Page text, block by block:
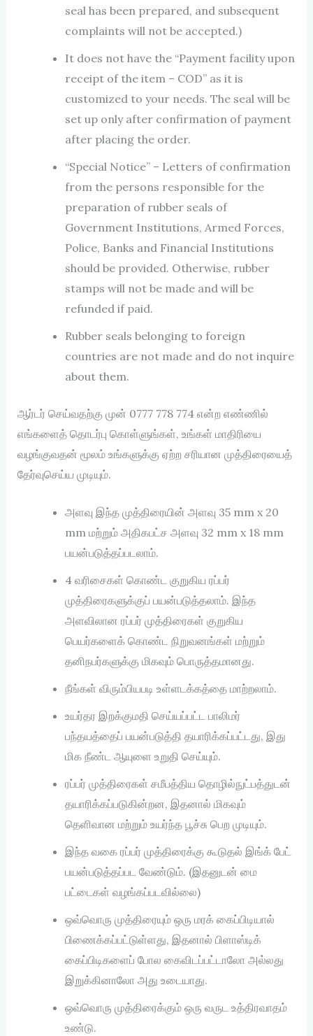
seal has been prepared, and subsequent
complaints will not be accepted.)
It does not have the “Payment facility upon
receipt of the item – COD” as it is
customized to your needs. The seal will be
set up only after confirmation of payment
after placing the order.
“Special Notice” – Letters of confirmation
from the persons responsible for the
preparation of rubber seals of
Government Institutions, Armed Forces,
Police, Banks and Financial Institutions
should be provided. Otherwise, rubber
stamps will not be made and will be
refunded if paid.
Rubber seals belonging to foreign
countries are not made and do not inquire
about them.
ஆர்டர் செய்வதற்கு முன் 0777 778 774 என்ற எண்ணில்
எங்களைத் தொடர்பு கொள்ளுங்கள், உங்கள் மாதிரியை
வழங்குவதன் மூலம் உங்களுக்கு ஏற்ற சரியான முத்திரையைத்
தேர்வுசெய்ய முடியும்.
அளவு இந்த முத்திரையின் அளவு 35 mm x 20
mm மற்றும் அதிகபட்ச அளவு 32 mm x 18 mm
பயன்படுத்தப்படலாம்.
4 வரிசைகள் கொண்ட குறுகிய ரப்பர்
முத்திரைகளுக்குப் பயன்படுத்தலாம். இந்த
அளவிலான ரப்பர் முத்திரைகள் குறுகிய
பெயர்களைக் கொண்ட நிறுவனங்கள் மற்றும்
தனிநபர்களுக்கு மிகவும் பொருத்தமானது.
நீங்கள் விரும்பியபடி உள்ளடக்கத்தை மாற்றலாம்.
உயர்தர இறக்குமதி செய்யப்பட்ட பாலிமர்
பந்தயத்தைப் பயன்படுத்தி தயாரிக்கப்பட்டது, இது
மிக நீண்ட ஆயுளை உறுதி செய்யும்.
ரப்பர் முத்திரைகள் சமீபத்திய தொழில்நுட்பத்துடன்
தயாரிக்கப்படுகின்றன, இதனால் மிகவும்
தெளிவான மற்றும் உயர்ந்த பூச்சு பெற முடியும்.
இந்த வகை ரப்பர் முத்திரைக்கு கூடுதல் இங்க் பேட்
பயன்படுத்தப்பட வேண்டும். (இதனுடன் மை
பட்டைகள் வழங்கப்படவில்லை)
ஒவ்வொரு முத்திரையும் ஒரு மரக் கைப்பிடியால்
பிணைக்கப்பட்டுள்ளது, இதனால் பிளாஸ்டிக்
கைப்பிடிகளைப் போல கைவிடப்பட்டாலோ அல்லது
இறுக்கினாலோ அது உடையாது.
ஒவ்வொரு முத்திரைக்கும் ஒரு வருட உத்திரவாதம்
உண்டு.